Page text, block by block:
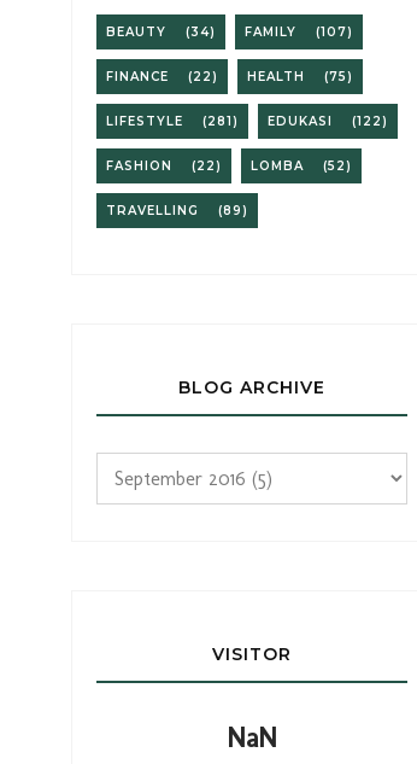
BEAUTY (34) FAMILY (107)
FINANCE (22) HEALTH (75)
LIFESTYLE (281) EDUKASI (122)
FASHION (22) LOMBA (52)
TRAVELLING (89)
BLOG ARCHIVE
VISITOR
NaN